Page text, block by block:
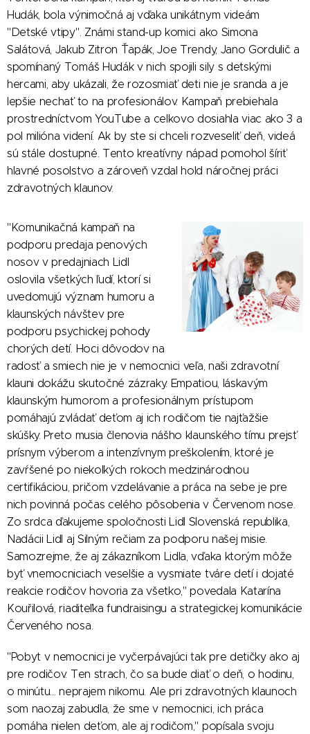
Hudák, bola výnimočná aj vďaka unikátnym videám
"Detské vtipy". Známi stand-up komici ako Simona
Salátová, Jakub Zitron Ťapák, Joe Trendy, Jano Gordulič a
spomínaný Tomáš Hudák v nich spojili sily s detskými
hercami, aby ukázali, že rozosmiať deti nie je sranda a je
lepšie nechať to na profesionálov. Kampaň prebiehala
prostredníctvom YouTube a celkovo dosiahla viac ako 3 a
pol milióna videní. Ak by ste si chceli rozveseliť deň, videá
sú stále dostupné. Tento kreatívny nápad pomohol šíriť
hlavné posolstvo a zároveň vzdal hold náročnej práci
zdravotných klaunov.
"Komunikačná kampaň na
podporu predaja penových
nosov v predajniach Lidl
oslovila všetkých ľudí, ktorí si
uvedomujú význam humoru a
klaunských návštev pre
podporu psychickej pohody
chorých detí. Hoci dôvodov na
radosť a smiech nie je v nemocnici veľa, naši zdravotní
klauni dokážu skutočné zázraky. Empatiou, láskavým
klaunským humorom a profesionálnym prístupom
pomáhajú zvládať deťom aj ich rodičom tie najťažšie
skúšky. Preto musia členovia nášho klaunského tímu prejsť
prísnym výberom a intenzívnym preškolením, ktoré je
zavŕšené po niekoľkých rokoch medzinárodnou
certifikáciou, pričom vzdelávanie a práca na sebe je pre
nich povinná počas celého pôsobenia v Červenom nose.
Zo srdca ďakujeme spoločnosti Lidl Slovenská republika,
Nadácii Lidl aj Silným rečiam za podporu našej misie.
Samozrejme, že aj zákazníkom Lidla, vďaka ktorým môže
byť vnemocniciach veselšie a vysmiate tváre detí i dojaté
reakcie rodičov hovoria za všetko," povedala Katarína
Kouřilová, riaditeľka fundraisingu a strategickej komunikácie
Červeného nosa.
"Pobyt v nemocnici je vyčerpávajúci tak pre detičky ako aj
pre rodičov. Ten strach, čo sa bude diať o deň, o hodinu,
o minútu... neprajem nikomu. Ale pri zdravotných klaunoch
som naozaj zabudla, že sme v nemocnici, ich práca
pomáha nielen deťom, ale aj rodičom," popísala svoju